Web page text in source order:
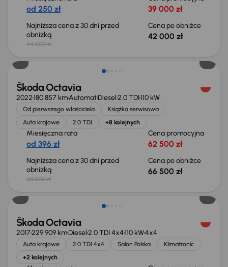
od 250 zł 39 000 zł
Najniższa cena z 30 dni przed
obniżką
44 500 zł
Cena po obniżce
42 000 zł
Świeżo skupione
Škoda Octavia
2022180 857 kmAutomatDiesel2.0 TDI110 kW
Od pierwszego właściciela
Książka serwisowa
Auta krajowe
2.0 TDI +8 kolejnych
Miesięczna rata
od 396 zł
Cena promocyjna
62 500 zł
Najniższa cena z 30 dni przed
obniżką
68 000 zł
Cena po obniżce
66 500 zł
Škoda Octavia
2017229 909 kmDiesel2.0 TDI 4x4110 kW4x4
Auta krajowe 2.0 TDI 4x4 Salon Polska
Klimatronic
+2 kolejnych